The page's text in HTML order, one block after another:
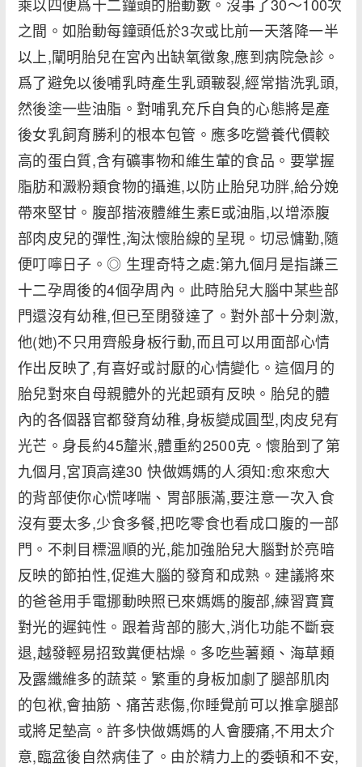
之間。如胎動每鐘頭低於3次或比前一天落降一半
以上,闡明胎兒在宮內出缺氧徵象,應到病院急診。
爲了避免以後哺乳時產生乳頭皸裂,經常揩洗乳頭,
然後塗一些油脂。對哺乳充斥自負的心態將是產
後女乳飼育勝利的根本包管。應多吃營養代價較
高的蛋白質,含有礦事物和維生葷的食品。要掌握
脂肪和澱粉類食物的攝進,以防止胎兒功胖,給分娩
帶來堅甘。腹部揩液體維生素E或油脂,以增添腹
部肉皮兒的彈性,淘汰懷胎線的呈現。切忌慵勤,隨
便叮嚀日子。◎ 生理奇特之處:第九個月是指謙三
十二孕周後的4個孕周內。此時胎兒大腦中某些部
門還沒有幼稚,但已至閉發達了。對外部十分刺激,
他(她)不只用齊般身板行動,而且可以用面部心情
作出反映了,有喜好或討厭的心情變化。這個月的
胎兒對來自母親體外的光起頭有反映。胎兒的體
內的各個器官都發育幼稚,身板變成圓型,肉皮兒有
光芒。身長約45釐米,體重約2500克。懷胎到了第
九個月,宮頂高達30 快做媽媽的人須知:愈來愈大
的背部使你心慌哮喘、胃部脹滿,要注意一次入食
沒有要太多,少食多餐,把吃零食也看成口腹的一部
門。不刺目標溫順的光,能加強胎兒大腦對於亮暗
反映的節拍性,促進大腦的發育和成熟。建議將來
的爸爸用手電挪動映照已來媽媽的腹部,練習寶寶
對光的遲鈍性。跟着背部的膨大,消化功能不斷衰
退,越發輕易招致糞便枯燥。多吃些薯類、海草類
及露纖維多的蔬菜。繁重的身板加劇了腿部肌肉
的包袱,會抽筋、痛苦悲傷,你睡覺前可以推拿腿部
或將足墊高。許多快做媽媽的人會腰痛,不用太介
意,臨盆後自然病佳了。由於精力上的委頓和不安,